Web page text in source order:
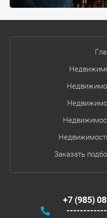
Заказать
+7 (985)